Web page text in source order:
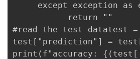
except exception as
           return ""
#read the test datatest
test["prediction"] =
print(f"accuracy: